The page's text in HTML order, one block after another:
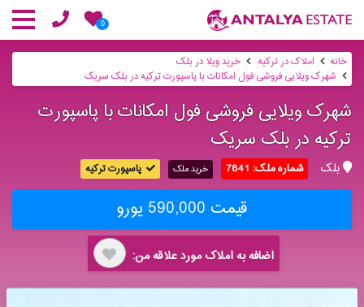
0
خانه املاک در ترکیه
خرید ویلا در بلک
شهرک ویلایی فروشی فول امکانات با پاسپورت ترکیه در بلک سریک
شهرک ویلایی فروشی فول امکانات با پاسپورت
ترکیه در بلک سریک
بلک شماره ملک: 7841 خرید ملک پاسپورت ترکیه
قیمت 590,000 یورو
اضافه به املاک مورد علاقه من: